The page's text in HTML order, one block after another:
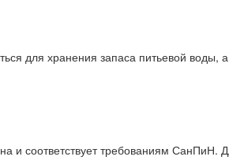
для хранения запаса питьевой воды,
и соответствует требованиям СанПиН.